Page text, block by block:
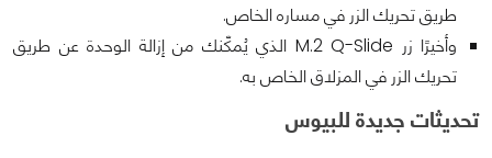
طريق تحريك الزر في مساره الخاص.
وأخيرًا زر M.2 Q-Slide الذي يُمكّنك من إزالة الوحدة عن طريق
تحريك الزر في المزلاق الخاص به.
تحديثات جديدة للبيوس